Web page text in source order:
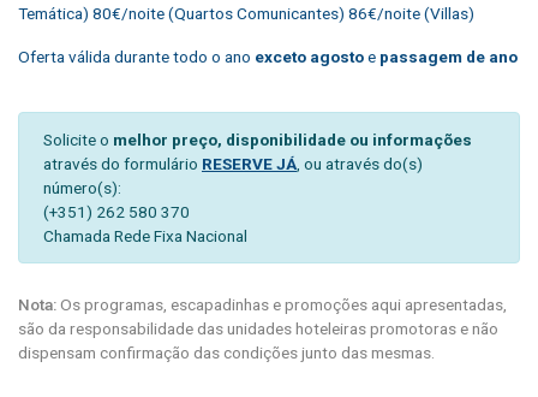
Temática) 80€/noite (Quartos Comunicantes) 86€/noite (Villas)
Oferta válida durante todo o ano exceto agostoe passagem de ano
Solicite o melhor preço, disponibilidade ou informações
através do formulário RESERVE JÁ , ou através do(s)
número(s):
(+351) 262 580 370
Chamada Rede Fixa Nacional
Nota:Os programas, escapadinhas e promoções aqui apresentadas,
são da responsabilidade das unidades hoteleiras promotoras e não
dispensam confirmação das condições junto das mesmas.